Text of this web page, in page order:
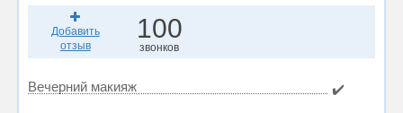
Добавить
отзыв
100
звонков
Вечерний макияж ✔️